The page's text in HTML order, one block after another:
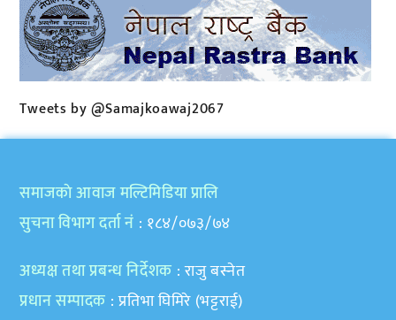
Tweets by @Samajkoawaj2067
समाजकाे आवाज मल्टिमिडिया प्रालि
सुचना विभाग दर्ता नं : १८४/०७३/७४
अध्यक्ष तथा प्रबन्ध निर्देशक : राजु बस्नेत
प्रधान सम्पादक : प्रतिभा घिमिरे (भट्टराई)